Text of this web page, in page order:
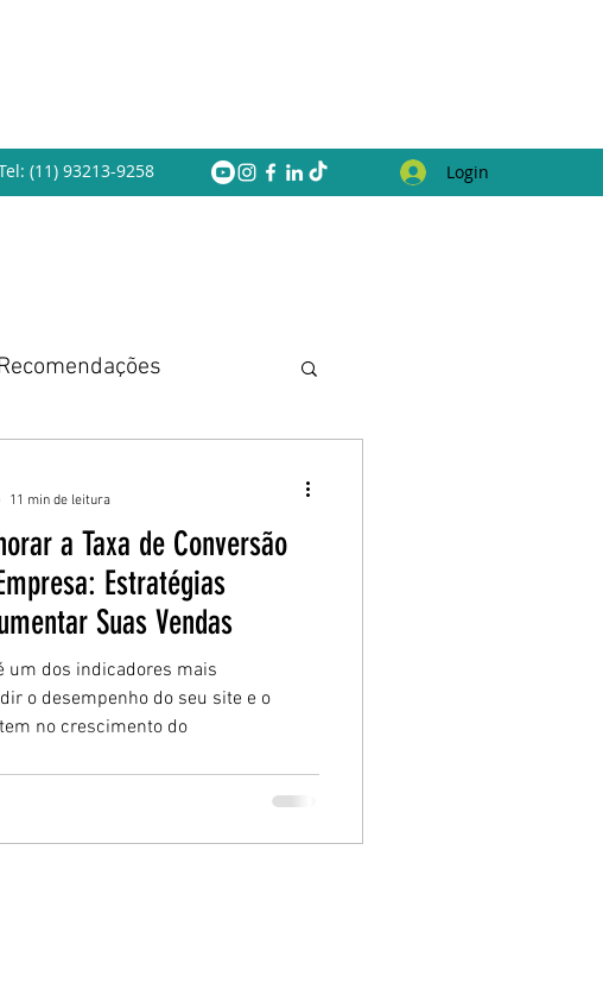
(11) 93213-9258 Login
a Taxa de Conversão
Estratégias
Suas Vendas
um dos indicadores mais
o desempenho do seu site e o
no crescimento do
11 min de leitura